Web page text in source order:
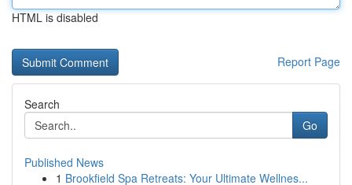
HTML is disabled
Report Page
Search
Go
Published News
1 Brookfield Spa Retreats: Your Ultimate Wellnes...